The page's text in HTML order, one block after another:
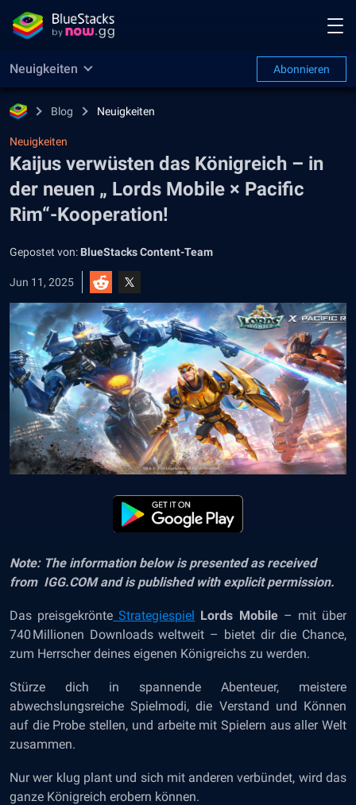
Neuigkeiten Abonnieren
Blog Neuigkeiten
Neuigkeiten
Kaijus verwüsten das Königreich – in
der neuen „ Lords Mobile × Pacific
Rim“-Kooperation!
Gepostet von: BlueStacks Content-Team
Jun 11, 2025
Note: The information below is presented as received
from IGG.COM and is published with explicit permission.
Das preisgekrönte Strategiespiel Lords Mobile– mit über
740 Millionen Downloads weltweit – bietet dir die Chance,
zum Herrscher deines eigenen Königreichs zu werden.
Stürze dich in spannende Abenteuer, meistere
abwechslungsreiche Spielmodi, die Verstand und Können
auf die Probe stellen, und arbeite mit Spielern aus aller Welt
zusammen.
Nur wer klug plant und sich mit anderen verbündet, wird das
ganze Königreich erobern können.